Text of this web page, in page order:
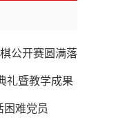
公开赛圆满落
礼暨教学成果
困难党员